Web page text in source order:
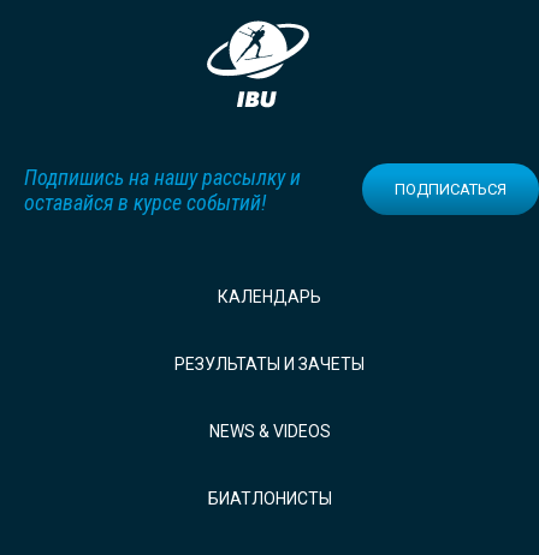
Подпишись на нашу рассылку и
оставайся в курсе событий!
ПОДПИСАТЬСЯ
КАЛЕНДАРЬ
РЕЗУЛЬТАТЫ И ЗАЧЕТЫ
NEWS & VIDEOS
БИАТЛОНИСТЫ